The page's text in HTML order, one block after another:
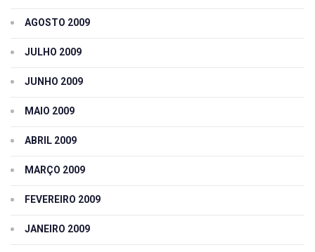
AGOSTO 2009
JULHO 2009
JUNHO 2009
MAIO 2009
ABRIL 2009
MARÇO 2009
FEVEREIRO 2009
JANEIRO 2009